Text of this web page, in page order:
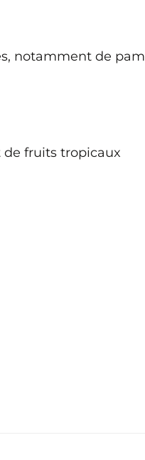
notamment de
de fruits tropicaux